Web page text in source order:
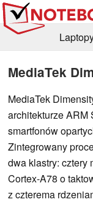
MediaTek
MediaTek
architekturze ARM
smartfonów
Zintegrowany
dwa klastry: cztery
Cortex-A78 o
z czterema